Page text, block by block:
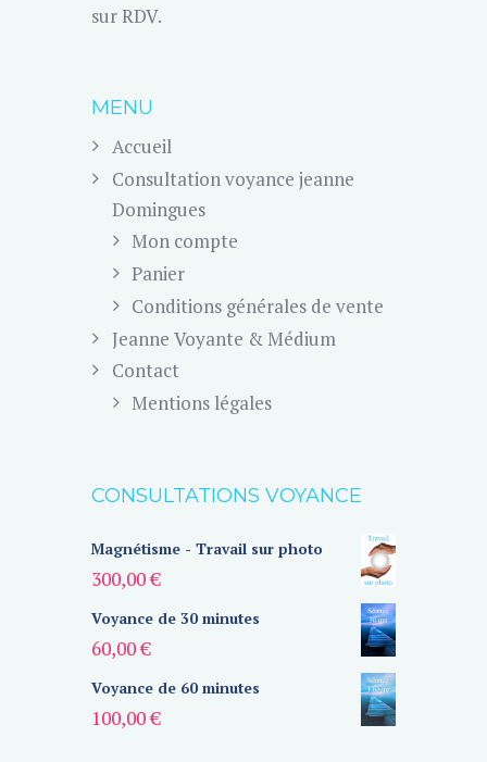
sur RDV.
MENU
Accueil
Consultation voyance jeanne
Domingues
Mon compte
Panier
Conditions générales de vente
Jeanne Voyante & Médium
Contact
Mentions légales
CONSULTATIONS VOYANCE
Magnétisme - Travail sur photo
300,00€
Voyance de 30 minutes
60,00€
Voyance de 60 minutes
100,00€